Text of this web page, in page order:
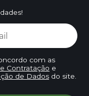
com as
Contratação e
de Dadosdo site.